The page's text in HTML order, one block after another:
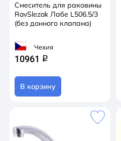
Смеситель для раковины
RavSlezak Лабе L506.5/3
(без донного клапана)
Чехия
10961 q
В корзину